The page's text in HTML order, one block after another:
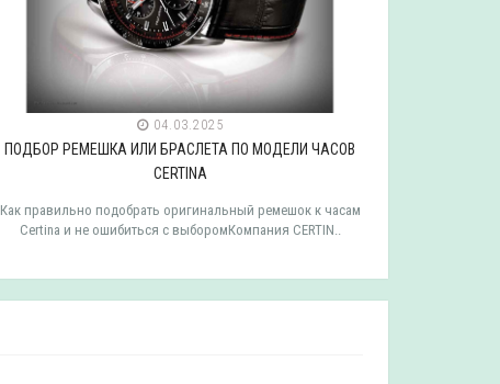
04.03.2025
ПОДБОР РЕМЕШКА ИЛИ БРАСЛЕТА ПО МОДЕЛИ ЧАСОВ
CERTINA
Как правильно подобрать оригинальный ремешок к часам
Certina и не ошибиться с выборомКомпания CERTIN..